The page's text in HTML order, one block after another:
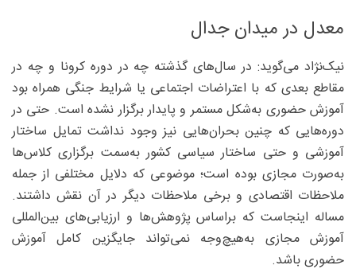
معدل در میدان جدال
نیک‌نژاد می‌گوید: در سال‌های گذشته چه در دوره کرونا و چه در
مقاطع بعدی که با اعتراضات اجتماعی یا شرایط جنگی همراه بود
آموزش حضوری به‌شکل مستمر و پایدار برگزار نشده است. حتی در
دوره‌هایی که چنین بحران‌هایی نیز وجود نداشت تمایل ساختار
آموزشی و حتی ساختار سیاسی کشور به‌سمت برگزاری کلاس‌ها
به‌صورت مجازی بوده است؛ موضوعی که دلایل مختلفی از جمله
ملاحظات اقتصادی و برخی ملاحظات دیگر در آن نقش داشتند.
مساله اینجاست که براساس پژوهش‌ها و ارزیابی‌های بین‌المللی
آموزش مجازی به‌هیچ‌وجه نمی‌تواند جایگزین کامل آموزش
حضوری باشد.